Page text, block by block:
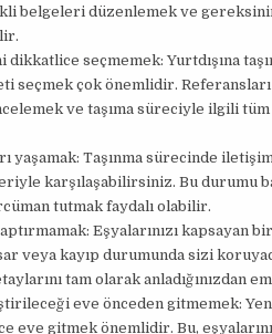
belgeleri düzenlemek ve
seçmemek: Yurtdışına
seçmek çok önemlidir.
ve taşıma süreciyle ilgili tüm
yaşamak: Taşınma sürecinde
karşılaşabilirsiniz. Bu durumu
tutmak faydalı olabilir.
Eşyalarınızı kapsayan
veya kayıp durumunda sizi
tam olarak anladığınızdan
eve önceden gitmemek:
eve gitmek önemlidir. Bu,